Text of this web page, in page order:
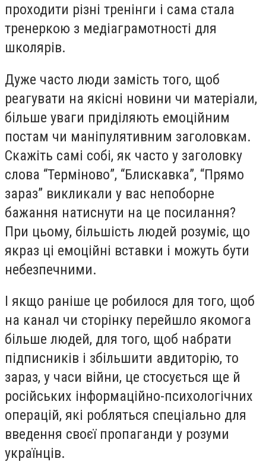
проходити різні тренінги і сама стала
тренеркою з медіаграмотності для
школярів.
Дуже часто люди замість того, щоб
реагувати на якісні новини чи матеріали,
більше уваги приділяють емоційним
постам чи маніпулятивним заголовкам.
Скажіть самі собі, як часто у заголовку
слова “Терміново”, “Блискавка”, “Прямо
зараз” викликали у вас непоборне
бажання натиснути на це посилання?
При цьому, більшість людей розуміє, що
якраз ці емоційні вставки і можуть бути
небезпечними.
І якщо раніше це робилося для того, щоб
на канал чи сторінку перейшло якомога
більше людей, для того, щоб набрати
підписників і збільшити авдиторію, то
зараз, у часи війни, це стосується ще й
російських інформаційно-психологічних
операцій, які робляться спеціально для
введення своєї пропаганди у розуми
українців.